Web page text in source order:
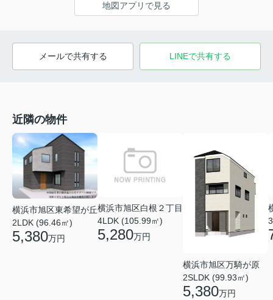
地図アプリで見る
メールで共有する LINEで共有する
近隣の物件
横浜市旭区東希望が丘
2LDK (96.46㎡)
5,380万円
横浜市旭区白根２丁目
4LDK (105.99㎡)
5,280万円
横浜市旭区万騎が原
2SLDK (99.93㎡)
5,380万円